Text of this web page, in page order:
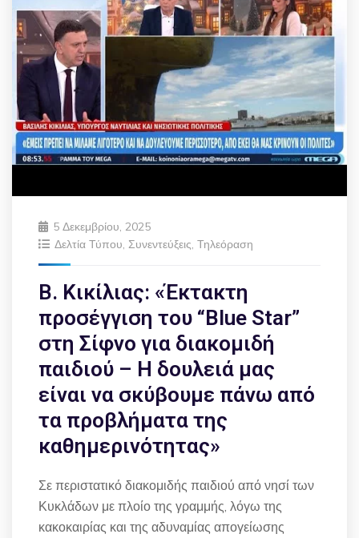
5 Δεκεμβρίου, 2025
Δελτία Τύπου, Συνεντεύξεις, Τηλεόραση
Β. Κικίλιας: «Έκτακτη
προσέγγιση του “Blue Star”
στη Σίφνο για διακομιδή
παιδιού – Η δουλειά μας
είναι να σκύβουμε πάνω από
τα προβλήματα της
καθημερινότητας»
Σε περιστατικό διακομιδής παιδιού από νησί των
Κυκλάδων με πλοίο της γραμμής, λόγω της
κακοκαιρίας και της αδυναμίας απογείωσης